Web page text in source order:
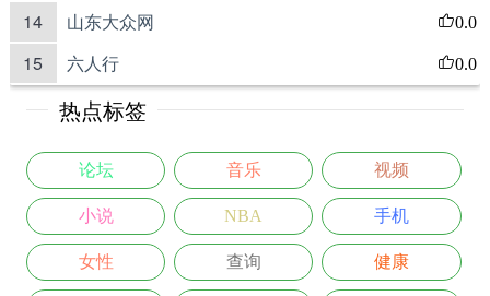
14 山东大众网 0.0
15 六人行 0.0
热点标签
论坛 音乐 视频
小说 NBA 手机
女性 查询 健康